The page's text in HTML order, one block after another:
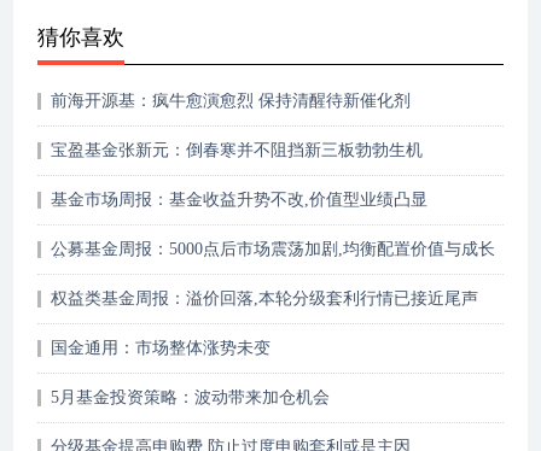
猜你喜欢
前海开源基：疯牛愈演愈烈 保持清醒待新催化剂
宝盈基金张新元：倒春寒并不阻挡新三板勃勃生机
基金市场周报：基金收益升势不改,价值型业绩凸显
公募基金周报：5000点后市场震荡加剧,均衡配置价值与成长
权益类基金周报：溢价回落,本轮分级套利行情已接近尾声
国金通用：市场整体涨势未变
5月基金投资策略：波动带来加仓机会
分级基金提高申购费 防止过度申购套利或是主因